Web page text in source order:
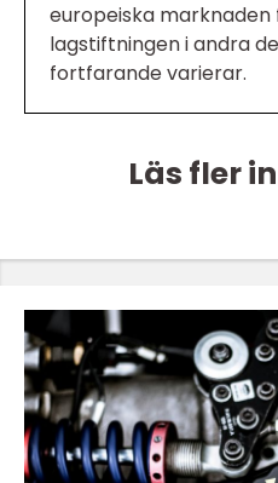
europeiska
lagstiftningen i andra
fortfarande varierar.
Läs fler